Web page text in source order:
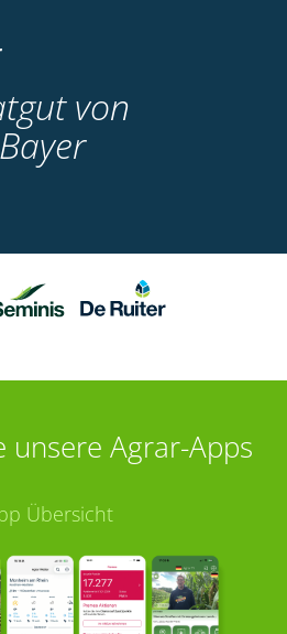
von
unsere Agrar-Apps
Übersicht